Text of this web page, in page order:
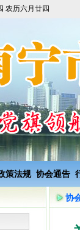
农历六月廿四
策法规 协会通告
协